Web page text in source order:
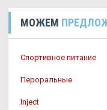
МОЖЕМ
Спортивное питание
Пероральные
Inject